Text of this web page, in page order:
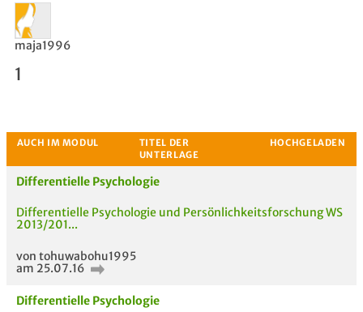
Bewertung
maja1996
1
Differentielle Psychologie
Differentielle Psychologie und Persönlichkeitsforschung WS
2013/201...
von tohuwabohu1995
am 25.07.16
Differentielle Psychologie